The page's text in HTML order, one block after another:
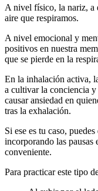
A nivel físico, la nariz, a
aire que respiramos.
A nivel emocional y
positivos en nuestra
que se pierde en la
En la inhalación activa,
a cultivar la conciencia
causar ansiedad en
tras la exhalación.
Si ese es tu caso,
incorporando las pausas
conveniente.
Para practicar este tipo